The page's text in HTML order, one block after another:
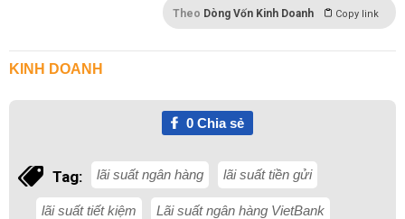
Theo Dòng Vốn Kinh Doanh Copy link
KINH DOANH
0Chia sẻ
Tag: lãi suất ngân hàng lãi suất tiền gửi
lãi suất tiết kiệm Lãi suất ngân hàng VietBank